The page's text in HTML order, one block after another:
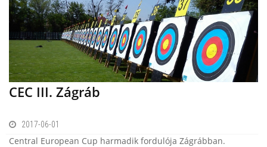
CEC III. Zágráb
2017-06-01
Central European Cup harmadik fordulója Zágrábban.